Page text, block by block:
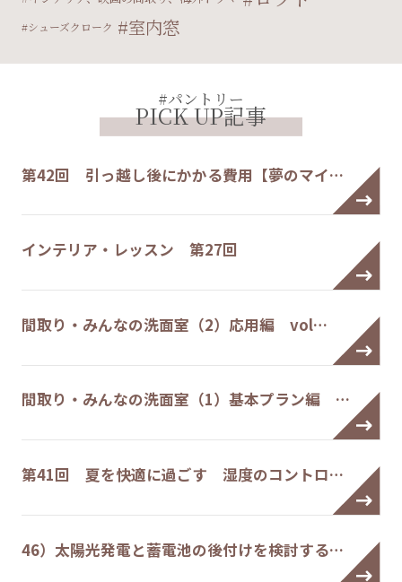
シューズクローク 室内窓
#パントリー
PICK UP記事
第42回 引っ越し後にかかる費用【夢のマイ…
インテリア・レッスン 第27回
間取り・みんなの洗面室（2）応用編 vol…
間取り・みんなの洗面室（1）基本プラン編 …
第41回 夏を快適に過ごす 湿度のコントロ…
46）太陽光発電と蓄電池の後付けを検討する…